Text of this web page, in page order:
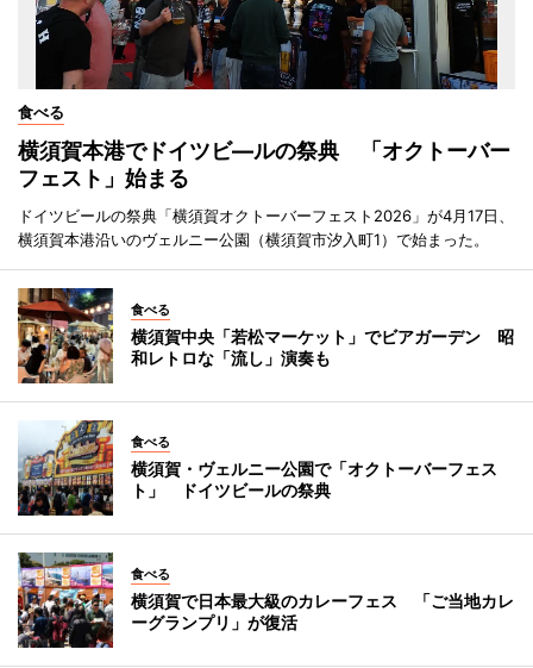
食べる
横須賀本港でドイツビ―ルの祭典 「オクトーバー
フェスト」始まる
ドイツビールの祭典「横須賀オクトーバーフェスト2026」が4月17日、
横須賀本港沿いのヴェルニー公園（横須賀市汐入町1）で始まった。
食べる
横須賀中央「若松マーケット」でビアガーデン 昭
和レトロな「流し」演奏も
食べる
横須賀・ヴェルニー公園で「オクトーバーフェス
ト」 ドイツビールの祭典
食べる
横須賀で日本最大級のカレーフェス 「ご当地カレ
ーグランプリ」が復活